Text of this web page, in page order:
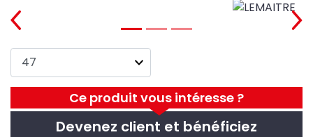
Ce produit vous intéresse ?
Devenez client et bénéficiez